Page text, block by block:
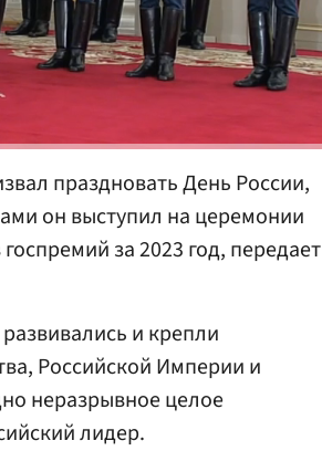
праздновать День России,
он выступил на церемонии
за 2023 год, передает
и крепли
Российской Империи и
неразрывное целое
лидер.